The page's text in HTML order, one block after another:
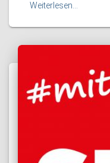
Weiterlesen…